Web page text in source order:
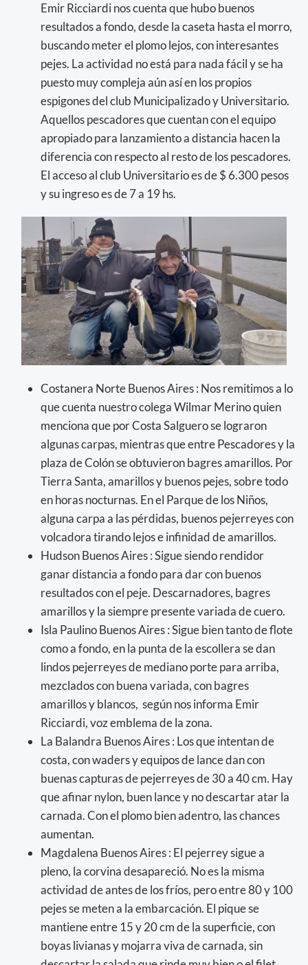
Emir Ricciardi nos cuenta que hubo buenos
resultados a fondo, desde la caseta hasta el morro,
buscando meter el plomo lejos, con interesantes
pejes. La actividad no está para nada fácil y se ha
puesto muy compleja aún así en los propios
espigones del club Municipalizado y Universitario.
Aquellos pescadores que cuentan con el equipo
apropiado para lanzamiento a distancia hacen la
diferencia con respecto al resto de los pescadores.
El acceso al club Universitario es de $ 6.300 pesos
y su ingreso es de 7 a 19 hs.
Costanera Norte Buenos Aires : Nos remitimos a lo
que cuenta nuestro colega Wilmar Merino quien
menciona que por Costa Salguero se lograron
algunas carpas, mientras que entre Pescadores y la
plaza de Colón se obtuvieron bagres amarillos. Por
Tierra Santa, amarillos y buenos pejes, sobre todo
en horas nocturnas. En el Parque de los Niños,
alguna carpa a las pérdidas, buenos pejerreyes con
volcadora tirando lejos e infinidad de amarillos.
Hudson Buenos Aires : Sigue siendo rendidor
ganar distancia a fondo para dar con buenos
resultados con el peje. Descarnadores, bagres
amarillos y la siempre presente variada de cuero.
Isla Paulino Buenos Aires : Sigue bien tanto de flote
como a fondo, en la punta de la escollera se dan
lindos pejerreyes de mediano porte para arriba,
mezclados con buena variada, con bagres
amarillos y blancos, según nos informa Emir
Ricciardi, voz emblema de la zona.
La Balandra Buenos Aires : Los que intentan de
costa, con waders y equipos de lance dan con
buenas capturas de pejerreyes de 30 a 40 cm. Hay
que afinar nylon, buen lance y no descartar atar la
carnada. Con el plomo bien adentro, las chances
aumentan.
Magdalena Buenos Aires : El pejerrey sigue a
pleno, la corvina desapareció. No es la misma
actividad de antes de los fríos, pero entre 80 y 100
pejes se meten a la embarcación. El pique se
mantiene entre 15 y 20 cm de la superficie, con
boyas livianas y mojarra viva de carnada, sin